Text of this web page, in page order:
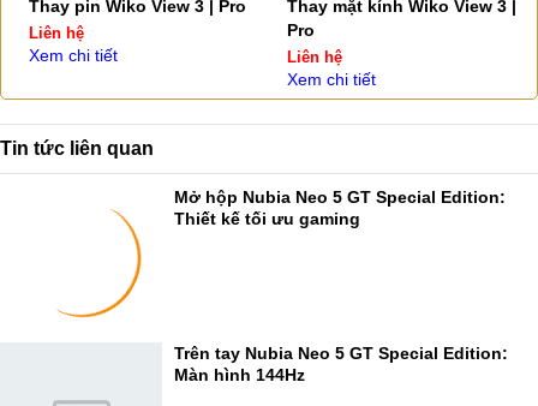
Thay pin Wiko View 3 | Pro
Liên hệ
Xem chi tiết
Thay mặt kính Wiko View 3 |
Pro
Liên hệ
Xem chi tiết
Tin tức liên quan
Mở hộp Nubia Neo 5 GT Special Edition:
Thiết kế tối ưu gaming
Trên tay Nubia Neo 5 GT Special Edition:
Màn hình 144Hz